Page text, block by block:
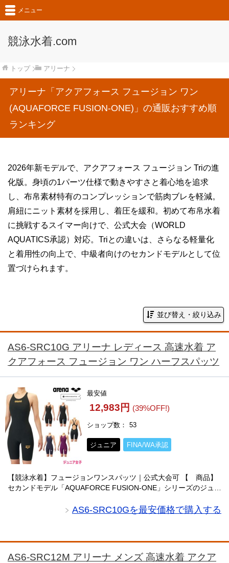
競泳水着.com
メニュー
トップ アリーナ
アリーナ「アクアフォース フュージョン ワン
(AQUAFORCE FUSION-ONE)」の通販おすすめ順
ランキング
2026年新モデルで、アクアフォース フュージョン Triの進
化版。身頃の1パーツ仕様で動きやすさと着心地を追求
し、布帛素材特有のコンプレッションで筋肉ブレを軽減。
肩紐にニット素材を採用し、着圧を緩和。初めて布帛水着
に挑戦するスイマー向けで、公式大会（WORLD
AQUATICS承認）対応。Triとの違いは、さらなる軽量化
と着用性の向上で、中級者向けのセカンドモデルとして位
置づけられます。
並び替え・絞り込み
AS6-SRC10G アリーナ レディース 高速水着 ア
クアフォース フュージョン ワン ハーフスパッツ
最安値
12,983円 (39%OFF!)
ショップ数 53
ジュニア FINA/WA承認
【競泳水着】フュージョンワンスパッツ｜公式大会可 【 商品】
セカンドモデル「AQUAFORCE FUSION-ONE」シリーズのジュニ
ーツ仕様と布帛・・・AS6-SRC10Gを最安価格で購入する
AS6-SRC12M アリーナ メンズ 高速水着 アクア